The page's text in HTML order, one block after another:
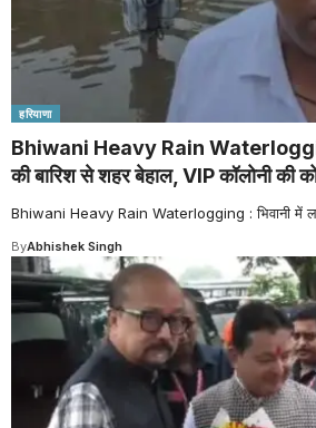
हरियाणा
Bhiwani Heavy Rain
की बारिश से शहर बेहाल, VIP कॉलोनी की
Bhiwani Heavy Rain Waterlogging : भिवानी में
ByAbhishek Singh